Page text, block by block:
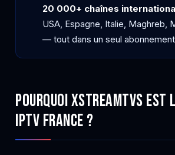
20 000+ chaînes
USA, Espagne, Italie, Maghreb,
— tout dans un seul
Pourquoi XstreamTVs
IPTV France ?